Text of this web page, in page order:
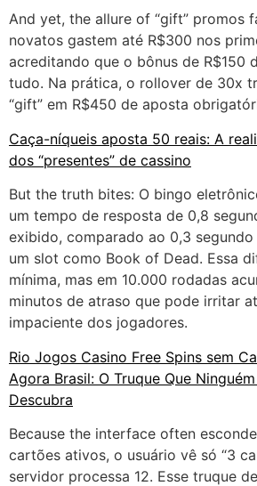
And yet, the allure of “gift” promos
novatos gastem até R$300 nos
acreditando que o bônus de R$150
tudo. Na prática, o rollover de 30x
“gift” em R$450 de aposta
Caça-níqueis aposta 50 reais: A
dos “presentes” de cassino
But the truth bites: O bingo
um tempo de resposta de 0,8
exibido, comparado ao 0,3
um slot como Book of Dead. Essa
mínima, mas em 10.000 rodadas
minutos de atraso que pode irritar
impaciente dos jogadores.
Rio Jogos Casino Free Spins sem
Agora Brasil: O Truque Que
Descubra
Because the interface often
cartões ativos, o usuário vê só “3
servidor processa 12. Esse truque